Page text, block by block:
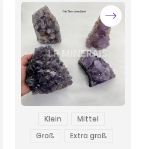
Klein
Mittel
Groß
Extra groß